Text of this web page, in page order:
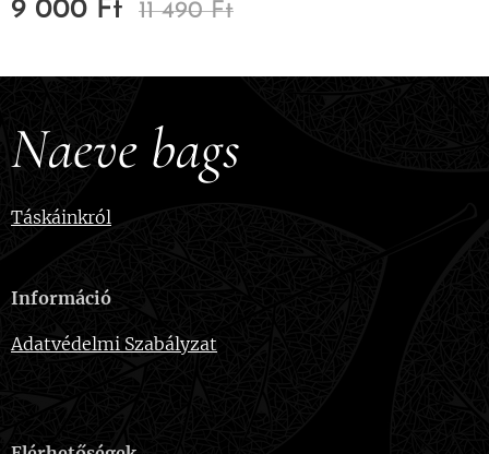
9 000 Ft 11 490Ft
Naeve bags
Táskáinkról
Információ
Adatvédelmi Szabályzat